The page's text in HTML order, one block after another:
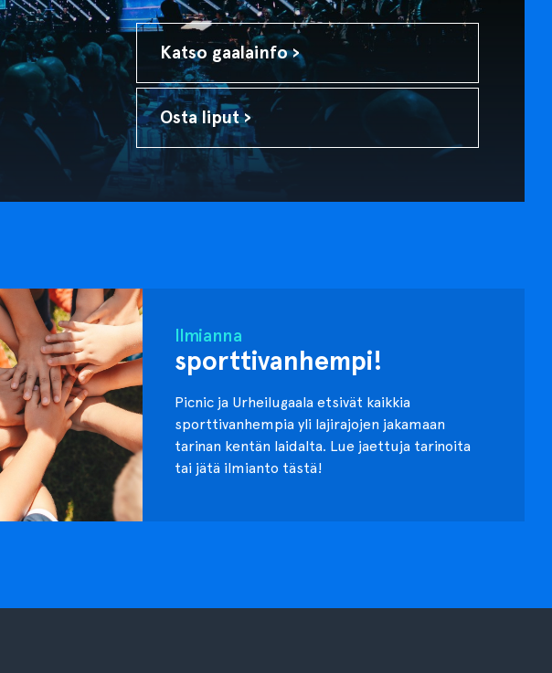
Katso gaalainfo ›
Osta liput ›
Ilmianna
sporttivanhempi!
Picnic ja Urheilugaala etsivät kaikkia
sporttivanhempia yli lajirajojen jakamaan
tarinan kentän laidalta. Lue jaettuja tarinoita
tai jätä ilmianto tästä!